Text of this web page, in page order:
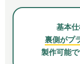
基本仕
裏側がプ
製作可能で